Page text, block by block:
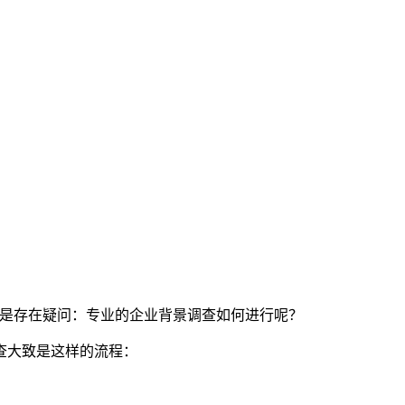
存在疑问：专业的企业背景调查如何进行呢？
致是这样的流程：